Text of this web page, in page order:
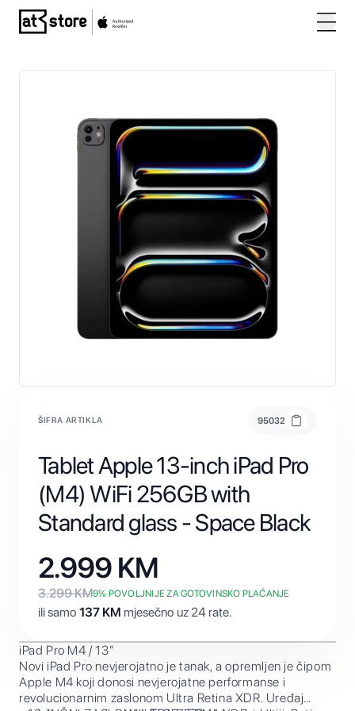
Posjetite početnu stranicu AT Store
ŠIFRA ARTIKLA 95032
Tablet Apple 13-inch iPad Pro
(M4) WiFi 256GB with
Standard glass - Space Black
2.999 KM
3.299KM9% POVOLJNIJE ZA GOTOVINSKO PLAĆANJE
ili samo 137 KM mjesečno uz 24 rate.
iPad Pro M4 / 13”
Novi iPad Pro nevjerojatno je tanak, a opremljen je čipom
Apple M4 koji donosi nevjerojatne performanse i
revolucionarnim zaslonom Ultra Retina XDR. Uređaj